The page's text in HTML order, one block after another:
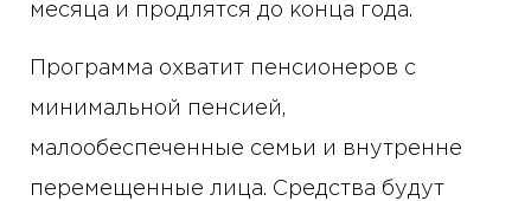
месяца и продлятся до конца года.
Программа охватит пенсионеров с
минимальной пенсией,
малообеспеченные семьи и внутренне
перемещенные лица. Средства будут